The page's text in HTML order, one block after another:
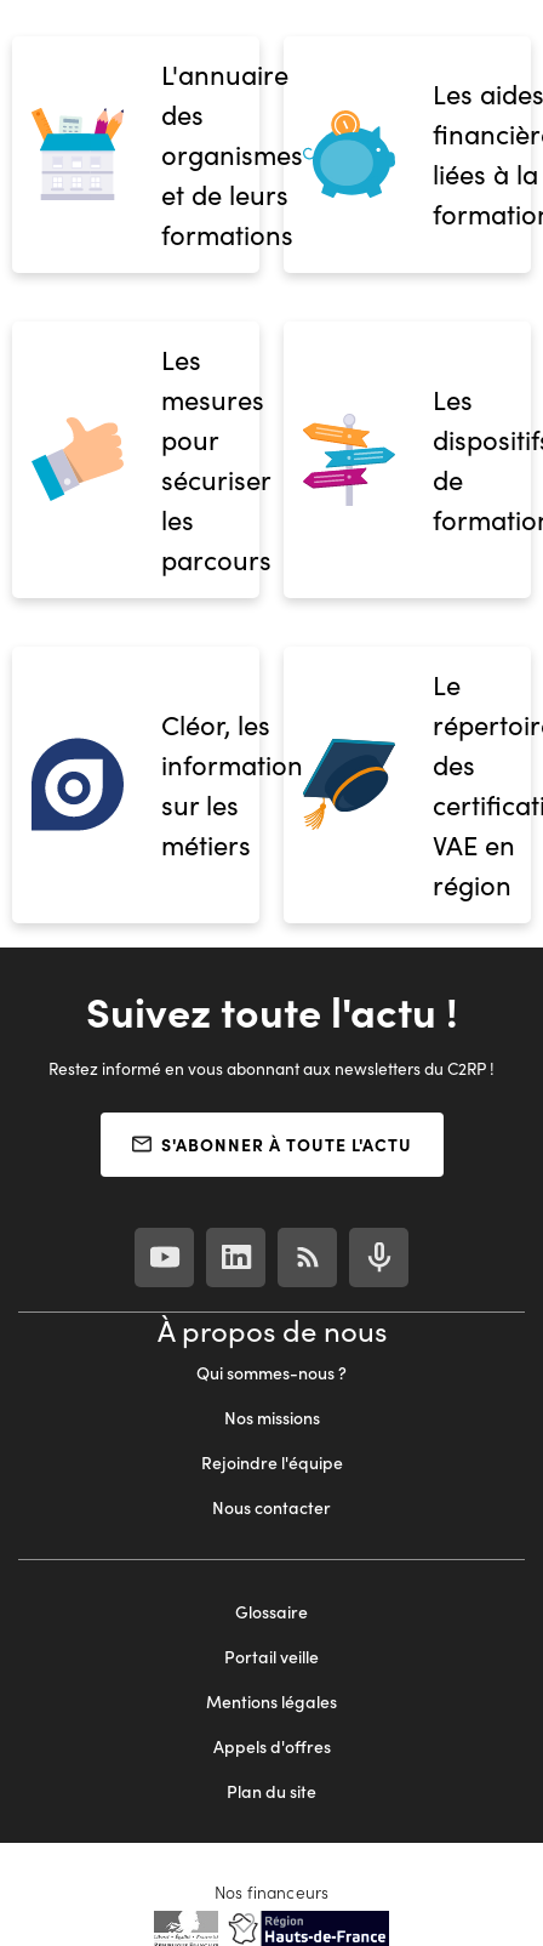
L'annuaire
des
organismes
et de leurs
formations
Les aides
liées à la
Les
mesures
pour
sécuriser
les
parcours
Les
de
Cléor, les
informations
sur les
métiers
Le
des
VAE en
région
Suivez toute l'actu !
Restez informé en vous abonnant aux newsletters du C2RP !
S'ABONNER À TOUTE L'ACTU
À propos de nous
Qui sommes-nous ?
Nos missions
Rejoindre l'équipe
Nous contacter
Glossaire
Portail veille
Mentions légales
Appels d'offres
Plan du site
Nos financeurs